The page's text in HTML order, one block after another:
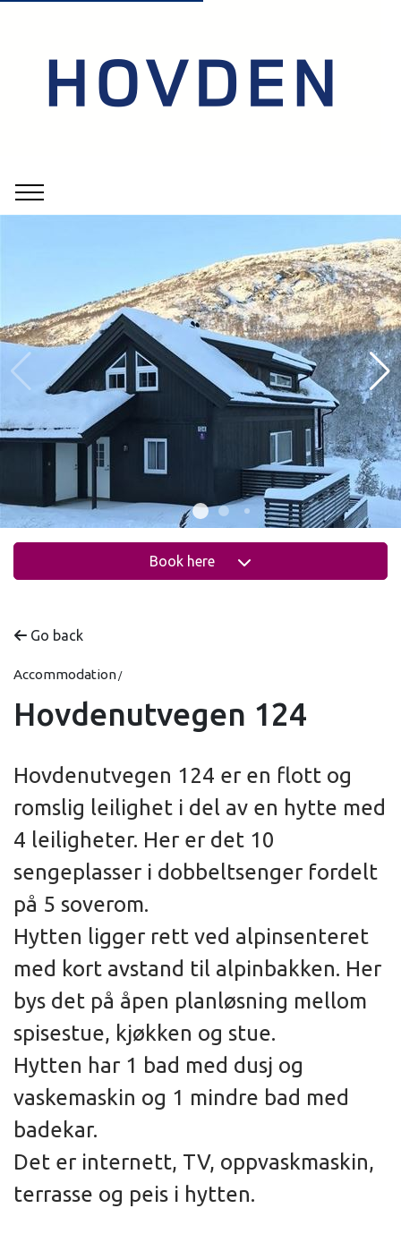
Book here
Go back
Accommodation
Hovdenutvegen 124
Hovdenutvegen 124 er en flott og
romslig leilighet i del av en hytte med
4 leiligheter. Her er det 10
sengeplasser i dobbeltsenger fordelt
på 5 soverom.
Hytten ligger rett ved alpinsenteret
med kort avstand til alpinbakken. Her
bys det på åpen planløsning mellom
spisestue, kjøkken og stue.
Hytten har 1 bad med dusj og
vaskemaskin og 1 mindre bad med
badekar.
Det er internett, TV, oppvaskmaskin,
terrasse og peis i hytten.